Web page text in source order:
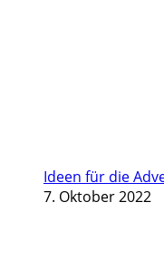
Ideen für die
7. Oktober 2022